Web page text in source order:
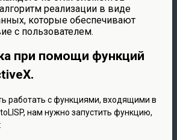
реализации в виде
которые обеспечивают
с пользователем.
при помощи функций
работать с функциями, входящими в
нам нужно запустить функцию,